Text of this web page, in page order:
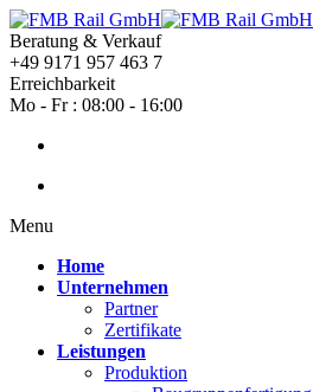
Beratung & Verkauf
+49 9171 957 463 7
Erreichbarkeit
Mo - Fr : 08:00 - 16:00
Menu
Home
Unternehmen
Partner
Zertifikate
Leistungen
Produktion